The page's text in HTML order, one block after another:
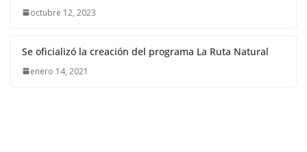
octubre 12, 2023
Se oficializó la creación del programa La Ruta Natural
enero 14, 2021